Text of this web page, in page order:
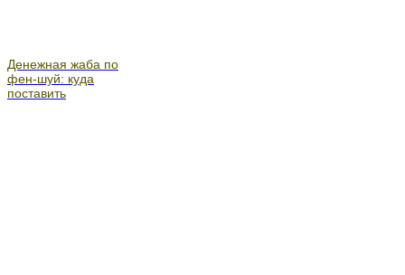
Денежная жаба по
фен-шуй: куда
поставить